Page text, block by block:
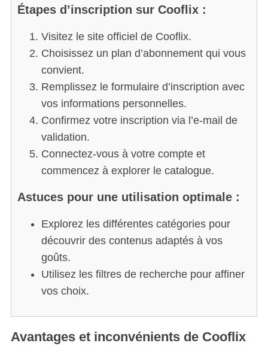
Étapes d’inscription sur Cooflix :
Visitez le site officiel de Cooflix.
Choisissez un plan d’abonnement qui vous
convient.
Remplissez le formulaire d’inscription avec
vos informations personnelles.
Confirmez votre inscription via l’e-mail de
validation.
Connectez-vous à votre compte et
commencez à explorer le catalogue.
Astuces pour une utilisation optimale :
Explorez les différentes catégories pour
découvrir des contenus adaptés à vos
goûts.
Utilisez les filtres de recherche pour affiner
vos choix.
Avantages et inconvénients de Cooflix
o
: